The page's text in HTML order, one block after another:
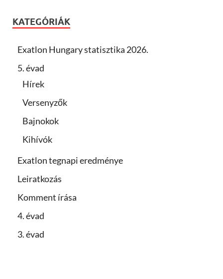
KATEGÓRIÁK
Exatlon Hungary statisztika 2026.
5. évad
Hírek
Versenyzők
Bajnokok
Kihívók
Exatlon tegnapi eredménye
Leiratkozás
Komment írása
4. évad
3. évad